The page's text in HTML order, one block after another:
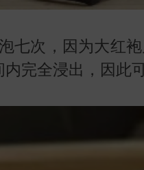
七次，因为大红
完全浸出，因此